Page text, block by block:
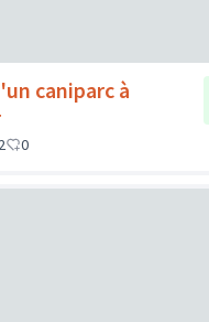
caniparc à
2 0